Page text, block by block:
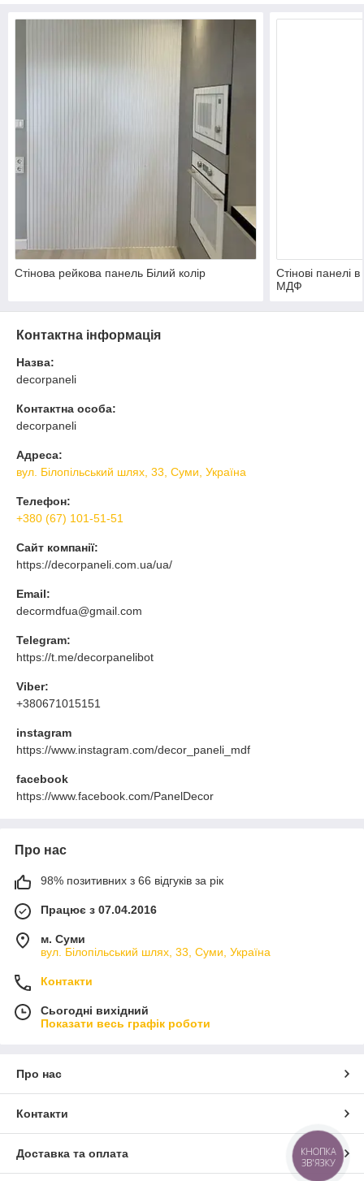
Стінова рейкова панель Білий колір
Стінові панелі
МДФ
Контактна інформація
Назва:
decorpaneli
Контактна особа:
decorpaneli
Адреса:
вул. Білопільський шлях, 33, Суми, Україна
Телефон:
+380 (67) 101-51-51
Сайт компанії:
https://decorpaneli.com.ua/ua/
Email:
decormdfua@gmail.com
Telegram:
https://t.me/decorpanelibot
Viber:
+380671015151
instagram
https://www.instagram.com/decor_paneli_mdf
facebook
https://www.facebook.com/PanelDecor
Про нас
98% позитивних з 66 відгуків за рік
Працює з 07.04.2016
м. Суми
вул. Білопільський шлях, 33, Суми, Україна
Контакти
Сьогодні вихідний
Показати весь графік роботи
Про нас
Контакти
Доставка та оплата
КНОПКА
ЗВ'ЯЗКУ